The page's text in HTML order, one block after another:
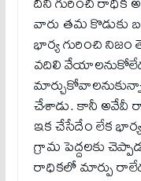
వారు తమ కొడుకు
భార్య గురించి నిజం
వదిలి
చేశాడు. కానీ అవేవీ
ఇక చేసేదేం లేక
గ్రామ పెద్దలకు
రాధికలో మార్పు